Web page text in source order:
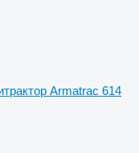
Armatrac 614